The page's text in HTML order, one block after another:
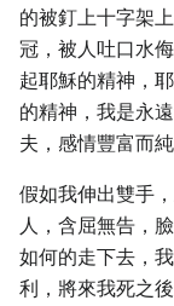
的被釘上十字架
冠，被人吐口水
起耶穌的精神，
的精神，我是永
夫，感情豐富而
假如我伸出雙手
人，含屈無告，
如何的走下去，
利，將來我死之